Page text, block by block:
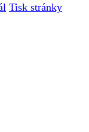
Tisk stránky